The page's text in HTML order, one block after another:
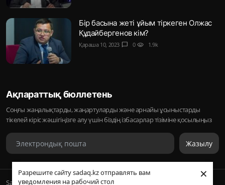
Разрешите сайту sadaq.kz отправлять вам
уведомления на рабочий стол
×
Бір басына жеті ұйым тіркеген Олжас
Құдайбергенов кім?
Қараша 10, 2023 chat_bubble 0 visibility 1.9k
Ақпараттық бюллетень
Соңғы жаңалықтарды, жаңартуларды және арнайы ұсыныстарды
тікелей кіріс жәшігіңізге алу үшін біздің ізбасарлар тізіміне қосылыңыз
Жазылу
Sadaq © 2026, Inc. | ᛢᚣᚦᚣᛟ | Барлық құқықтары қорғалған